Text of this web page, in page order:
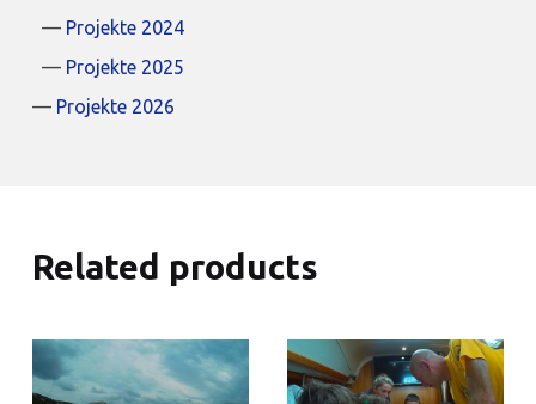
Projekte 2024
Projekte 2025
Projekte 2026
Related products